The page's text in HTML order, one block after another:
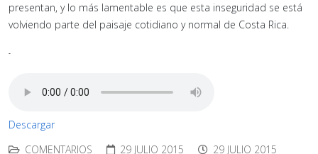
presentan, y lo más lamentable es que esta inseguridad se está
volviendo parte del paisaje cotidiano y normal de Costa Rica.
-
Descargar
COMENTARIOS
29 JULIO 2015 29 JULIO 2015